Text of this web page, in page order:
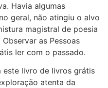
Havia algumas
geral, não atingiu o alvo
magistral de poesia
as Pessoas
ler com o passado.
este livro de livros grátis
atenta da